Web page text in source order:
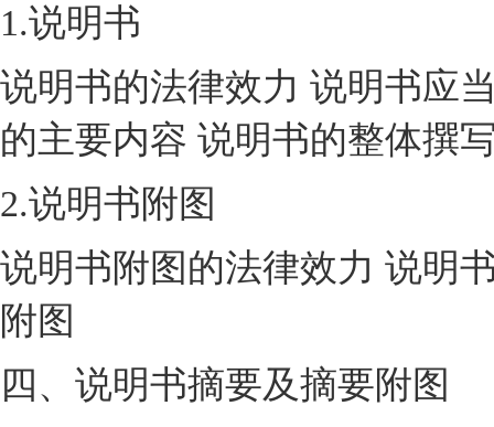
1.说明书
说明书的法律效力 说明书应
的主要内容 说明书的整体撰
2.说明书附图
说明书附图的法律效力 说明
附图
四、说明书摘要及摘要附图